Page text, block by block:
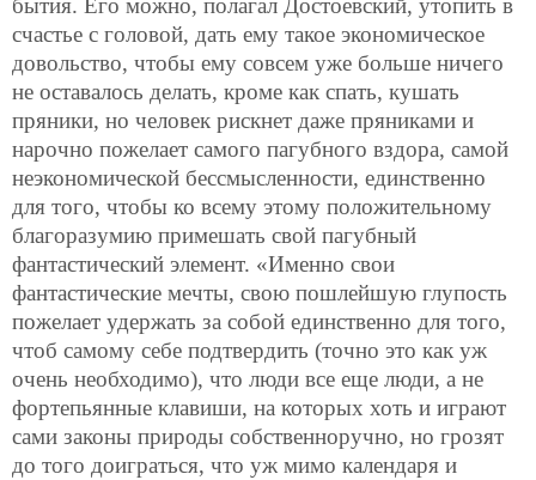
бытия. Его можно, полагал Достоевский, утопить в
счастье с головой, дать ему такое экономическое
довольство, чтобы ему совсем уже больше ничего
не оставалось делать, кроме как спать, кушать
пряники, но человек рискнет даже пряниками и
нарочно пожелает самого пагубного вздора, самой
неэкономической бессмысленности, единственно
для того, чтобы ко всему этому положительному
благоразумию примешать свой пагубный
фантастический элемент. «Именно свои
фантастические мечты, свою пошлейшую глупость
пожелает удержать за собой единственно для того,
чтоб самому себе подтвердить (точно это как уж
очень необходимо), что люди все еще люди, а не
фортепьянные клавиши, на которых хоть и играют
сами законы природы собственноручно, но грозят
до того доиграться, что уж мимо календаря и